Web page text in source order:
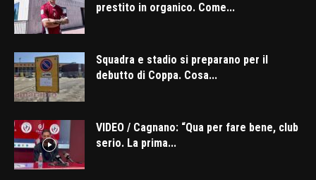
prestito in organico. Come...
Squadra e stadio si preparano per il
debutto di Coppa. Cosa...
VIDEO / Cagnano: “Qua per fare bene, club
serio. La prima...